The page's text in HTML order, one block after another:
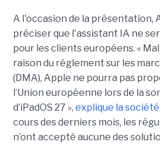
A l'occasion de la présentation,
préciser que l'assistant IA ne
pour les clients européens. «
raison du réglement sur les
(DMA), Apple ne pourra pas
l’Union européenne lors de la
d’iPadOS 27 », explique la société
cours des derniers mois, les
n’ont accepté aucune des